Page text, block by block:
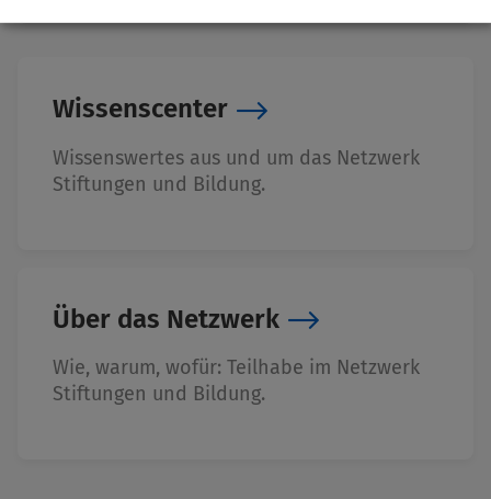
Wissenscenter
Wissenswertes aus und um das Netzwerk
Stiftungen und Bildung.
Über das Netzwerk
Wie, warum, wofür: Teilhabe im Netzwerk
Stiftungen und Bildung.